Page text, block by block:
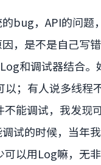
bug，API的问题
，是不是自己写错
和调试器结合。
；有人说多线程
能调试，我发现
试的时候，当年
以用Log嘛，无非